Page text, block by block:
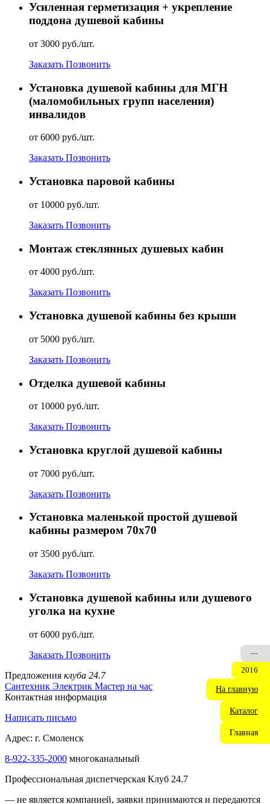
Усиленная герметизация + укрепление
поддона душевой кабины
от 3000 руб./шт.
Заказать Позвонить
Установка душевой кабины для МГН
(маломобильных групп населения)
инвалидов
от 6000 руб./шт.
Заказать Позвонить
Установка паровой кабины
от 10000 руб./шт.
Заказать Позвонить
Монтаж стеклянных душевых кабин
от 4000 руб./шт.
Заказать Позвонить
Установка душевой кабины без крыши
от 5000 руб./шт.
Заказать Позвонить
Отделка душевой кабины
от 10000 руб./шт.
Заказать Позвонить
Установка круглой душевой кабины
от 7000 руб./шт.
Заказать Позвонить
Установка маленькой простой душевой
кабины размером 70х70
от 3500 руб./шт.
Заказать Позвонить
Установка душевой кабины или душевого
уголка на кухне
от 6000 руб./шт.
Заказать Позвонить
Предложения клуба 24.7
Сантехник Электрик Мастер на час
Контактная информация
Написать письмо
Адрес: г. Смоленск
8-922-335-2000 многоканальный
Профессиональная диспетчерская Клуб 24.7
— не является компанией, заявки принимаются и передаются
—
2016
На главную
Каталог
Главная